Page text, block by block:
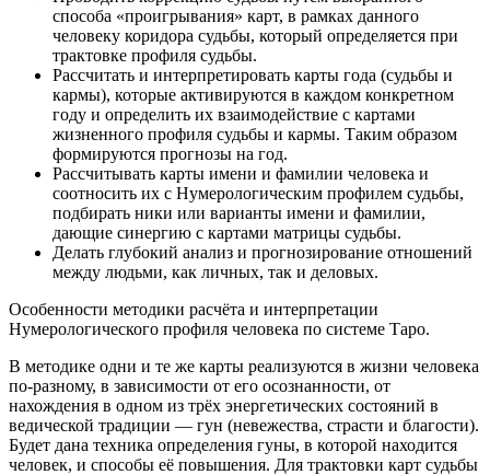
способа «проигрывания» карт, в рамках данного
человеку коридора судьбы, который определяется при
трактовке профиля судьбы.
Рассчитать и интерпретировать карты года (судьбы и
кармы), которые активируются в каждом конкретном
году и определить их взаимодействие с картами
жизненного профиля судьбы и кармы. Таким образом
формируются прогнозы на год.
Рассчитывать карты имени и фамилии человека и
соотносить их с Нумерологическим профилем судьбы,
подбирать ники или варианты имени и фамилии,
дающие синергию с картами матрицы судьбы.
Делать глубокий анализ и прогнозирование отношений
между людьми, как личных, так и деловых.
Особенности методики расчёта и интерпретации
Нумерологического профиля человека по системе Таро.
В методике одни и те же карты реализуются в жизни человека
по-разному, в зависимости от его осознанности, от
нахождения в одном из трёх энергетических состояний в
ведической традиции — гун (невежества, страсти и благости).
Будет дана техника определения гуны, в которой находится
человек, и способы её повышения. Для трактовки карт судьбы